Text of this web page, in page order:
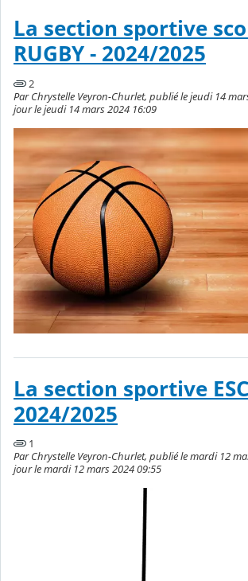
La section sportive
RUGBY - 2024/2025
2
Par Chrystelle Veyron-Churlet, publié le jeudi 14
jour le jeudi 14 mars 2024 16:09
La section sportive
2024/2025
1
Par Chrystelle Veyron-Churlet, publié le mardi 12
jour le mardi 12 mars 2024 09:55